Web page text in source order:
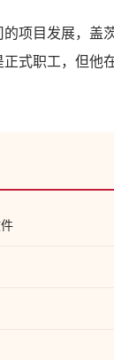
项目发展，盖
式职工，但他